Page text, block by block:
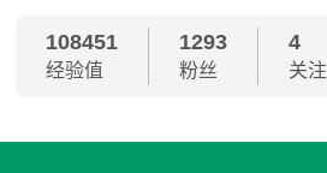
108451
经验值
1293
粉丝
4
关注